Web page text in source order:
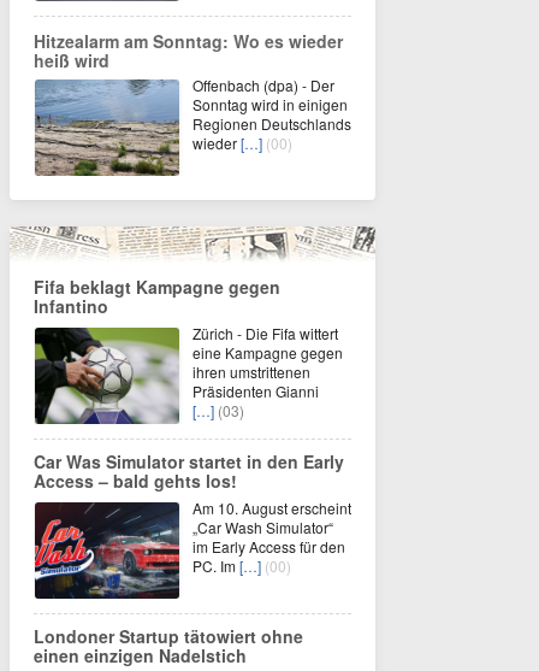
Hitzealarm am Sonntag: Wo es wieder
heiß wird
Offenbach (dpa) - Der
Sonntag wird in einigen
Regionen Deutschlands
wieder[…] (00)
Fifa beklagt Kampagne gegen
Infantino
Zürich - Die Fifa wittert
eine Kampagne gegen
ihren umstrittenen
Präsidenten Gianni
[…] (03)
Car Was Simulator startet in den Early
Access – bald gehts los!
Am 10. August erscheint
„Car Wash Simulator“
im Early Access für den
PC. Im[…] (00)
Londoner Startup tätowiert ohne
einen einzigen Nadelstich